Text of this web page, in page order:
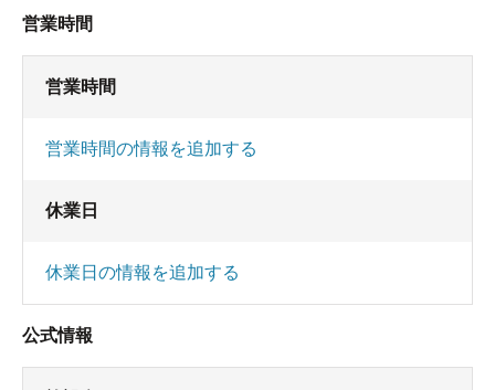
営業時間
営業時間
営業時間の情報を追加する
休業日
休業日の情報を追加する
公式情報